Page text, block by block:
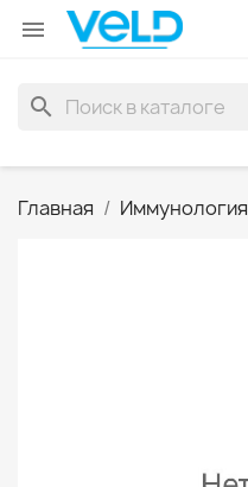

search
Главная Иммунология